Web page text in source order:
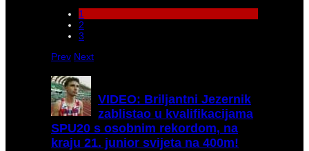
1
2
3
Prev Next
VIDEO: Briljantni Jezernik
zablistao u kvalifikacijama
SPU20 s osobnim rekordom, na
kraju 21. junior svijeta na 400m!